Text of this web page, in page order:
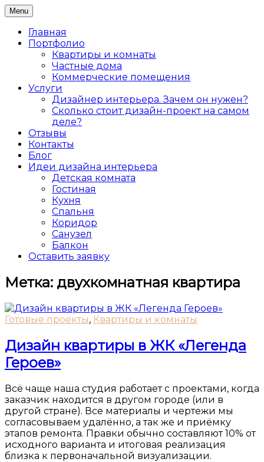
Skip
to
content
Дизайнер интерьеров Ольга
Алексеева
Дизайн интерьера жилых и коммерческих
помещений в Санкт-Петербурге
Menu
Главная
Портфолио
Квартиры и комнаты
Частные дома
Коммерческие помещения
Услуги
Дизайнер интерьера. Зачем он нужен?
Сколько стоит дизайн-проект на самом
деле?
Отзывы
Контакты
Блог
Идеи дизайна интерьера
Детская комната
Гостиная
Кухня
Спальня
Коридор
Санузел
Балкон
Оставить заявку
Метка: двухкомнатная квартира
Готовые проекты, Квартиры и комнаты
Дизайн квартиры в ЖК «Легенда
Героев»
Всё чаще наша студия работает с проектами, когда
заказчик находится в другом городе (или в
другой стране). Все материалы и чертежи мы
согласовываем удалённо, а так же и приёмку
этапов ремонта. Правки обычно составляют 10% от
исходного варианта и итоговая реализация
близка к первоначальной визуализации.